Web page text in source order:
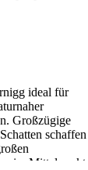
ideal für
Großzügige
schaffen
im Mittelpunkt